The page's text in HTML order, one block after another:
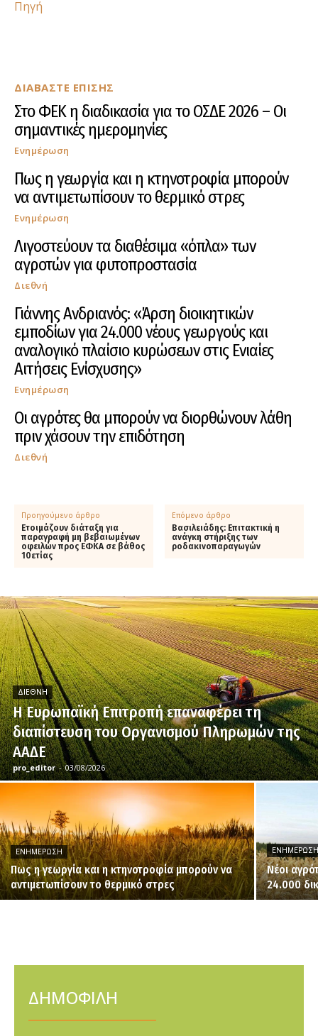
ΔΙΑΒΑΣΤΕ ΕΠΙΣΗΣ
Στο ΦΕΚ η διαδικασία για το ΟΣΔΕ 2026 – Οι
σημαντικές ημερομηνίες
Ενημέρωση
Πως η γεωργία και η κτηνοτροφία μπορούν
να αντιμετωπίσουν το θερμικό στρες
Ενημέρωση
Λιγοστεύουν τα διαθέσιμα «όπλα» των
αγροτών για φυτοπροστασία
Διεθνή
Γιάννης Ανδριανός: «Άρση διοικητικών
εμποδίων για 24.000 νέους γεωργούς και
αναλογικό πλαίσιο κυρώσεων στις Ενιαίες
Αιτήσεις Ενίσχυσης»
Ενημέρωση
Οι αγρότες θα μπορούν να διορθώνουν λάθη
πριν χάσουν την επιδότηση
Διεθνή
Πηγή
Προηγούμενο άρθρο
Ετοιμάζουν διάταξη για
παραγραφή μη βεβαιωμένων
οφειλών προς ΕΦΚΑ σε βάθος
10ετίας
Επόμενο άρθρο
Βασιλειάδης: Επιτακτική η
ανάγκη στήριξης των
ροδακινοπαραγωγών
ΔΙΕΘΝΉ
H Ευρωπαϊκή Επιτροπή επαναφέρει τη
διαπίστευση του Οργανισμού Πληρωμών της
ΑΑΔΕ
pro_editor - 03/08/2026
ΕΝΗΜΈΡΩΣΗ
Πως η γεωργία και η κτηνοτροφία μπορούν να
αντιμετωπίσουν το θερμικό στρες
Νέοι
24.000
ΔΗΜΟΦΙΛΗ